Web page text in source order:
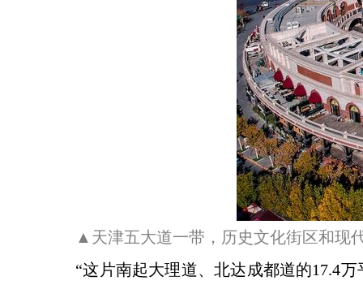
▲天津五大道一带，历史文化街区和现
“这片南起大理道、北达成都道的17.4